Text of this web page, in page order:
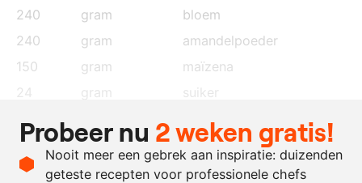
240
gram
bloem
240
gram
amandelpoeder
150
gram
maïzena
24
gram
suiker
200
gram
cacaoboter
150
gram gekonfijte yuzuschil
Probeer nu 2 weken gratis!
Nooit meer een gebrek aan inspiratie: duizenden
geteste recepten voor professionele chefs